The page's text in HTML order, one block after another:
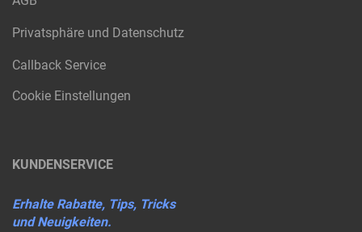
Privatsphäre und Datenschutz
Callback Service
Cookie Einstellungen
KUNDENSERVICE
Erhalte Rabatte, Tips, Tricks
und Neuigkeiten.